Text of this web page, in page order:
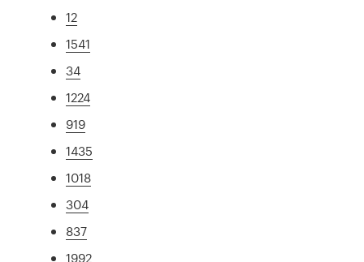
12
1541
34
1224
919
1435
1018
304
837
1992